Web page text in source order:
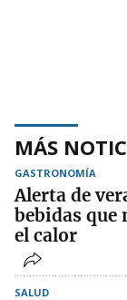
MÁS
GASTRONOMÍA
Alerta de
bebidas que
el calor
SALUD